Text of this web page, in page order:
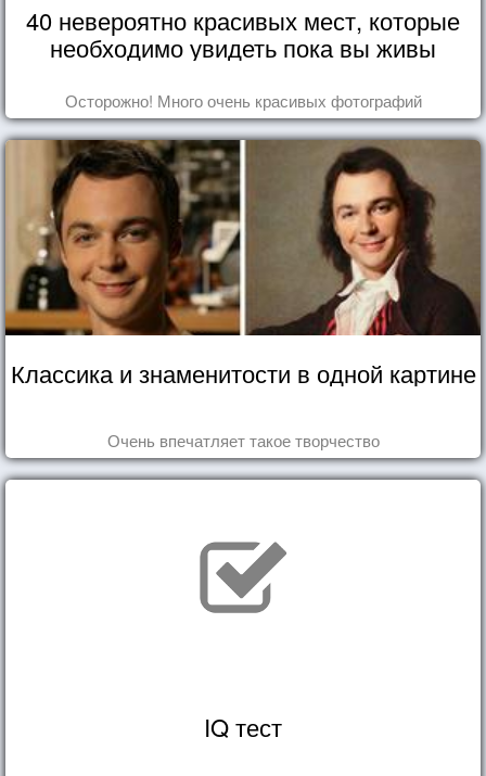
40 невероятно красивых мест, которые
необходимо увидеть пока вы живы
Осторожно! Много очень красивых фотографий
Классика и знаменитости в одной картине
Очень впечатляет такое творчество
IQ тест